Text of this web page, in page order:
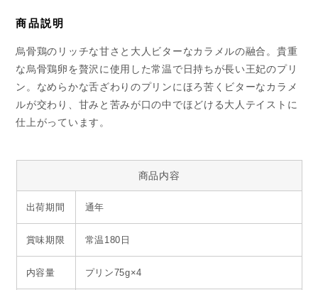
商品説明
烏骨鶏のリッチな甘さと大人ビターなカラメルの融合。貴重
な烏骨鶏卵を贅沢に使用した常温で日持ちが長い王妃のプリ
ン。なめらかな舌ざわりのプリンにほろ苦くビターなカラメ
ルが交わり、甘みと苦みが口の中でほどける大人テイストに
仕上がっています。
商品内容
出荷期間 通年
賞味期限 常温180日
内容量 プリン75g×4